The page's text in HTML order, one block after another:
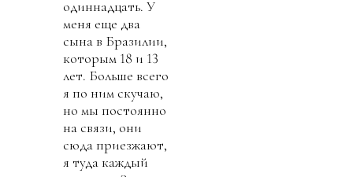
одиннадцать. У
меня еще два
сына в Бразилии,
которым 18 и 13
лет. Больше всего
я по ним скучаю,
но мы постоянно
на связи, они
сюда приезжают,
я туда каждый